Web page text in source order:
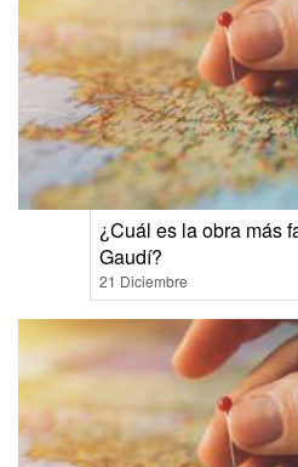
¿Cuál es la obra más
Gaudí?
21 Diciembre